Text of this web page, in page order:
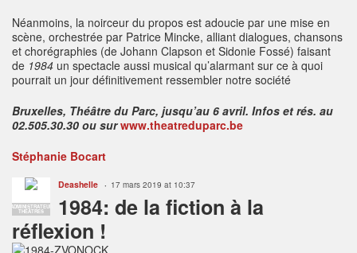
Néanmoins, la noirceur du propos est adoucie par une mise en
scène, orchestrée par Patrice Mincke, alliant dialogues, chansons
et chorégraphies (de Johann Clapson et Sidonie Fossé) faisant
de 1984 un spectacle aussi musical qu’alarmant sur ce à quoi
pourrait un jour définitivement ressembler notre société
Bruxelles, Théâtre du Parc, jusqu’au 6 avril. Infos et rés. au
02.505.30.30 ou sur www.theatreduparc.be
Stéphanie Bocart
ADMINISTRATEUR
THÉÂTRES
Deashelle 17 mars 2019 at 10:37
1984: de la fiction à la
réflexion !